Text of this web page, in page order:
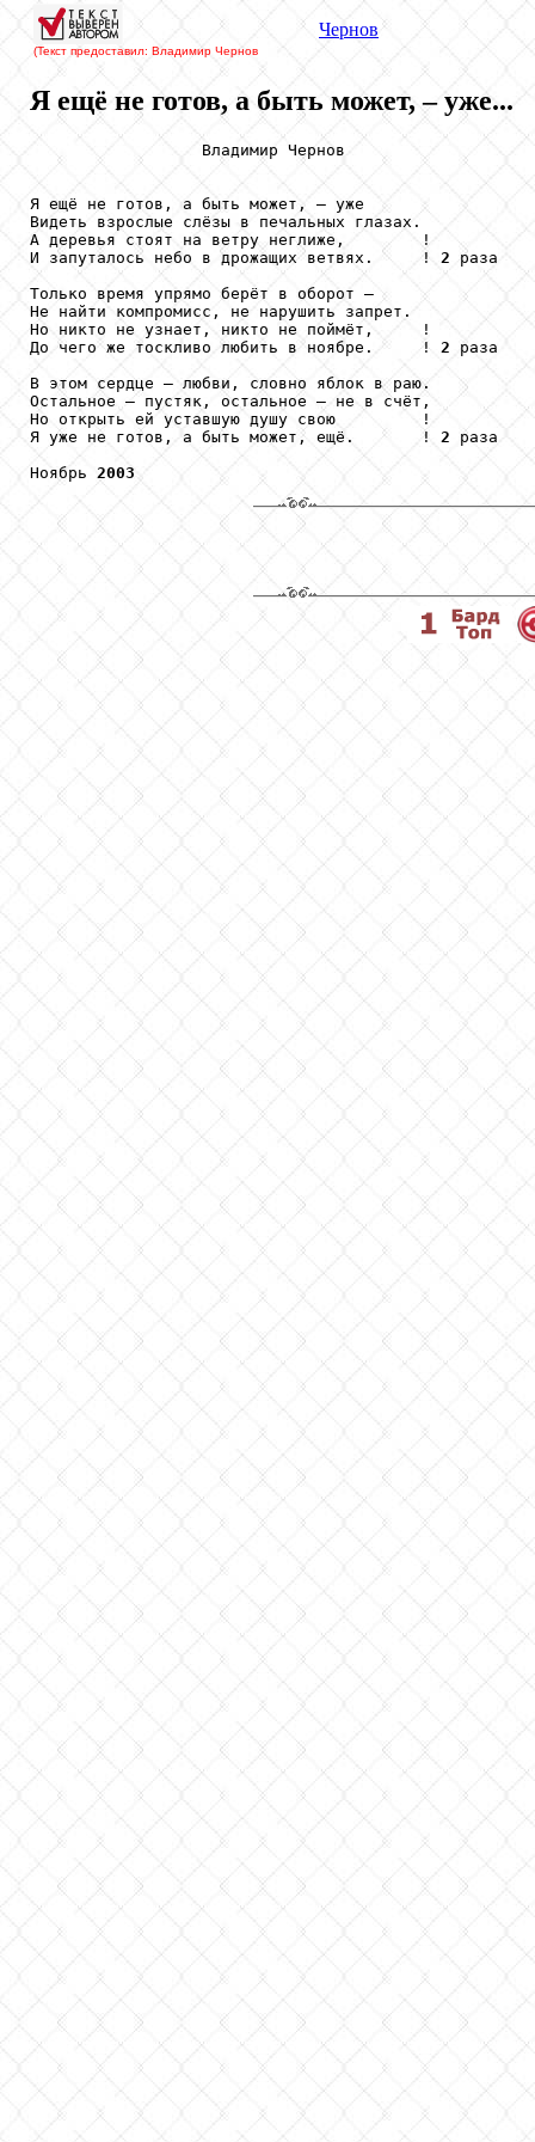
(Текст предоставил: Владимир Чернов
Чернов
Я ещё не готов, а быть может, – уже...
                  Владимир Чернов
Я ещё не готов, а быть может, – уже
Видеть взрослые слёзы в печальных глазах.
А деревья стоят на ветру неглиже,        !
И запуталось небо в дрожащих ветвях.     ! 2 раза
Только время упрямо берёт в оборот –
Не найти компромисс, не нарушить запрет.
Но никто не узнает, никто не поймёт,     !
До чего же тоскливо любить в ноябре.     ! 2 раза
В этом сердце – любви, словно яблок в раю.
Остальное – пустяк, остальное – не в счёт,
Но открыть ей уставшую душу свою         !
Я уже не готов, а быть может, ещё.       ! 2 раза
Ноябрь 2003